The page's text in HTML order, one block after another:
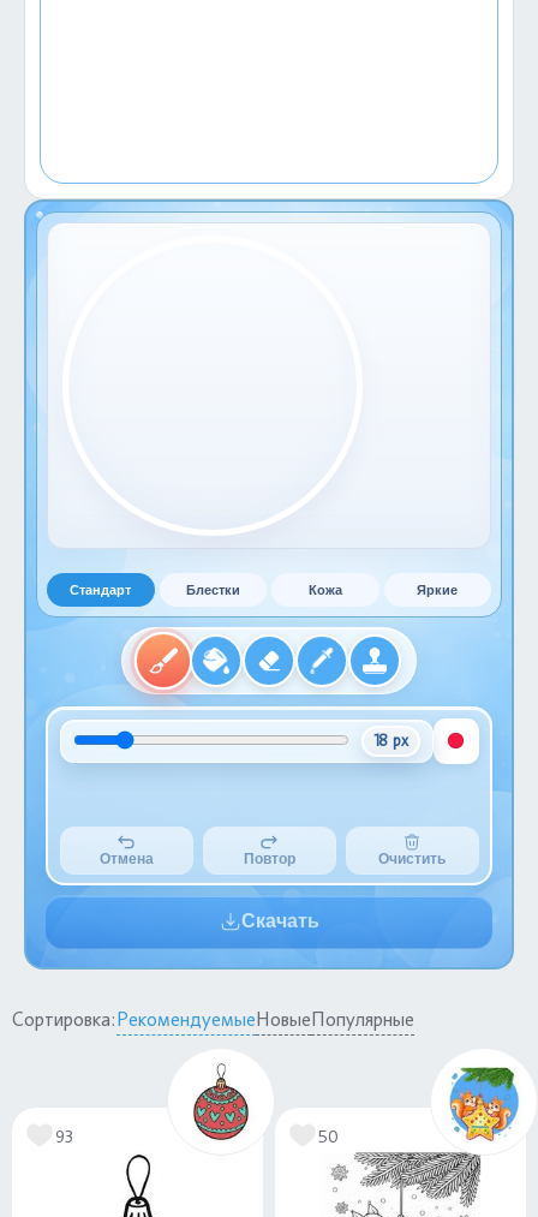
Стандарт Блестки Кожа Яркие
18 px
Отмена Повтор Очистить
Скачать
Сортировка:РекомендуемыеНовыеПопулярные
93 50